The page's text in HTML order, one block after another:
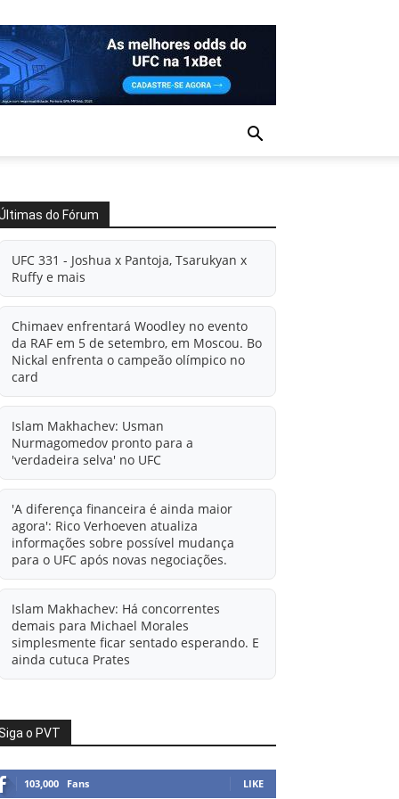
do Fórum
UFC 331 - Joshua x Pantoja, Tsarukyan x
Ruffy e mais
Chimaev enfrentará Woodley no evento
da RAF em 5 de setembro, em Moscou. Bo
Nickal enfrenta o campeão olímpico no
card
Islam Makhachev: Usman
Nurmagomedov pronto para a
'verdadeira selva' no UFC
'A diferença financeira é ainda maior
agora': Rico Verhoeven atualiza
informações sobre possível mudança
para o UFC após novas negociações.
Islam Makhachev: Há concorrentes
demais para Michael Morales
simplesmente ficar sentado esperando. E
ainda cutuca Prates
condição de agente livre de Usman
Nurmagomedov.
Alistair Overeem x Rico Verhoeven em
o PVT
103,000 Fans LIKE